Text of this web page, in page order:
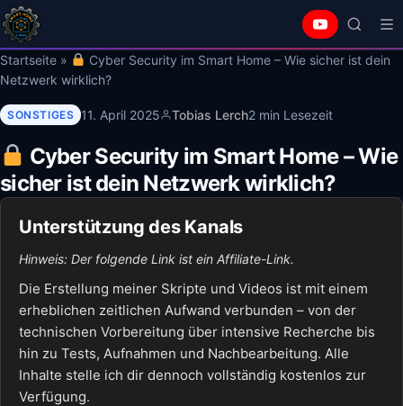
Startseite »
Cyber Security im Smart Home – Wie sicher ist dein
Netzwerk wirklich?
SONSTIGES 11. April 2025 Tobias Lerch2 min Lesezeit
Cyber Security im Smart Home – Wie
sicher ist dein Netzwerk wirklich?
Unterstützung des Kanals
Hinweis: Der folgende Link ist ein Affiliate-Link.
Die Erstellung meiner Skripte und Videos ist mit einem
erheblichen zeitlichen Aufwand verbunden – von der
technischen Vorbereitung über intensive Recherche bis
hin zu Tests, Aufnahmen und Nachbearbeitung. Alle
Inhalte stelle ich dir dennoch vollständig kostenlos zur
Verfügung.